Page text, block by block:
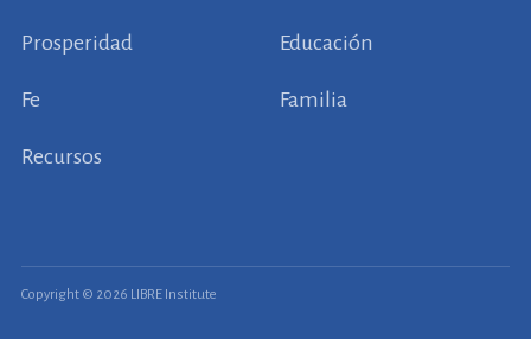
Prosperidad Educación
Fe Familia
Recursos
Copyright © 2026 LIBRE Institute